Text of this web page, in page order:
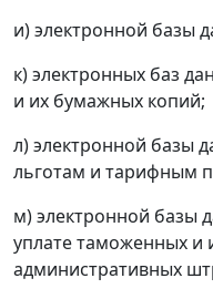
и) электронной базы
к) электронных баз
и их бумажных копий;
л) электронной базы
льготам и тарифным
м) электронной базы
уплате таможенных и
административных